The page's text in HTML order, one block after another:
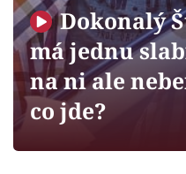
Sledujte prima+
Filmový festival
Dokonalý
má jednu
na ni ale
co jde?